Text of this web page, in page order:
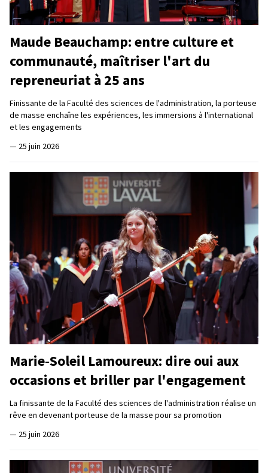
Maude Beauchamp: entre culture et
communauté, maîtriser l'art du
repreneuriat à 25 ans
Finissante de la Faculté des sciences de l'administration, la porteuse
de masse enchaîne les expériences, les immersions à l'international
et les engagements
— 25 juin 2026
Marie‑Soleil Lamoureux: dire oui aux
occasions et briller par l'engagement
La finissante de la Faculté des sciences de l'administration réalise un
rêve en devenant porteuse de la masse pour sa promotion
— 25 juin 2026